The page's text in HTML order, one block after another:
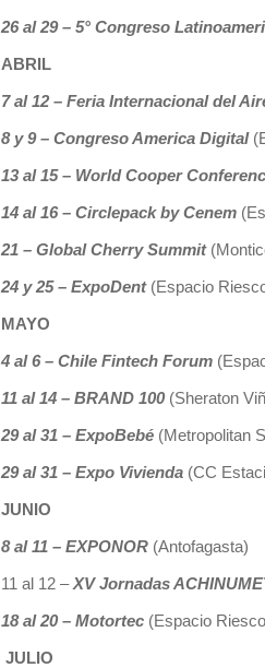
26 al 29 – 5° Congreso
ABRIL
7 al 12 – Feria Internacional del
8 y 9 – Congreso America Digital
13 al 15 – World Cooper
14 al 16 – Circlepack by Cenem
21 – Global Cherry Summit
24 y 25 – ExpoDent(Espacio
MAYO
4 al 6 – Chile Fintech Forum
11 al 14 – BRAND 100(Sheraton
29 al 31 – ExpoBebé (Metropolitan
29 al 31 – Expo Vivienda (CC
JUNIO
8 al 11 – EXPONOR (Antofagasta)
11 al 12 –XV Jornadas
18 al 20 – Motortec (Espacio
JULIO